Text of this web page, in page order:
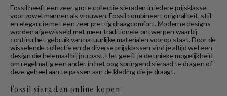
Fossil heeft een zeer grote collectie sieraden in iedere prijsklasse
voor zowel mannen als vrouwen. Fossil combineert originaliteit, stijl
en elegantie met een zeer prettig draagcomfort. Moderne designs
worden afgewisseld met meer traditionele ontwerpen waarbij
continu het gebruik van natuurlijke materialen voorop staat. Door de
wisselende collectie en de diverse prijsklassen vind je altijd wel een
design die helemaal bij jou past. Het geeft je de unieke mogelijkheid
om regelmatig een ander, in het oog springend sieraad te dragen of
deze geheel aan te passen aan de kleding die je draagt.
Fossil sieraden online kopen